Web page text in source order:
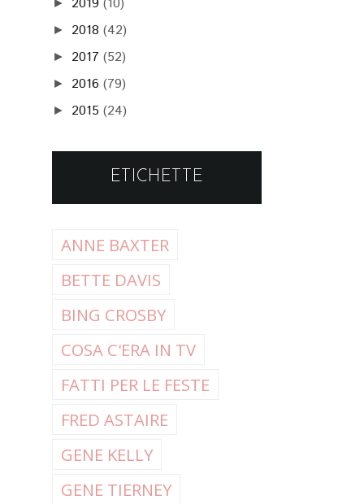
► 2018 (42)
► 2017 (52)
► 2016 (79)
► 2015 (24)
ETICHETTE
ANNE BAXTER
BETTE DAVIS
BING CROSBY
COSA C'ERA IN TV
FATTI PER LE FESTE
FRED ASTAIRE
GENE KELLY
GENE TIERNEY